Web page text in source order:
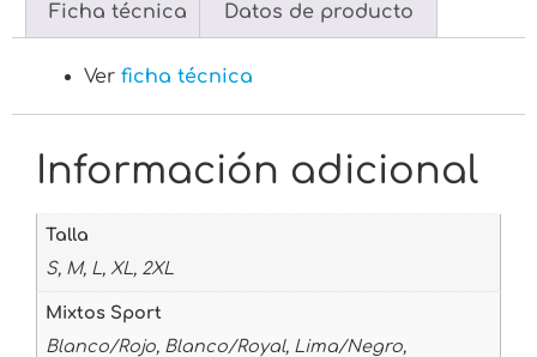
Ficha técnica Datos de producto
Ver ficha técnica
Información adicional
Talla
S, M, L, XL, 2XL
Mixtos Sport
Blanco/Rojo, Blanco/Royal, Lima/Negro,